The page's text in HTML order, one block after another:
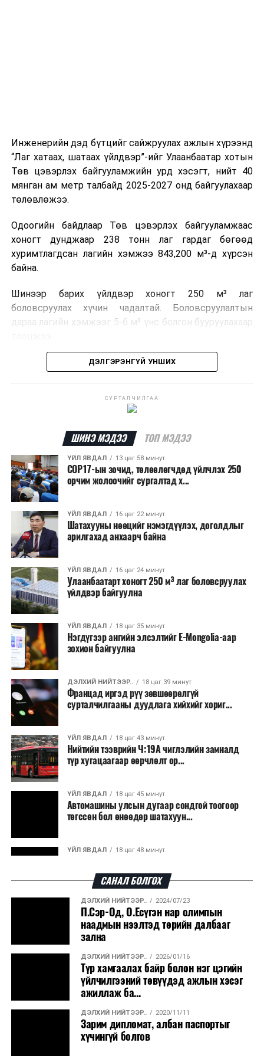
Инженерийн дэд бүтцийг сайжруулах ажлын хүрээнд
“Лаг хатаах, шатаах үйлдвэр”-ийг Улаанбаатар хотын
Төв цэвэрлэх байгууламжийн урд хэсэгт, нийт 40
мянган ам метр талбайд 2025-2027 онд байгуулахаар
төлөвлөжээ.
Одоогийн байдлаар Төв цэвэрлэх байгууламжаас
хоногт дунджаар 238 тонн лаг гардаг бөгөөд
хуримтлагдсан лагийн хэмжээ 843,200 м³-д хүрсэн
байна.
Шинээр барих үйлдвэр хоногт 250 м³ лаг
боловсруулах хүчин чадалтай. Боловсруулалтын
дараа лагийн хэмжээг 5-6 м³ үнс болгон бууруулахаар
Төслийн техник, эдийн засгийн үндэслэлийг
магадлалын ерөнхий дүгнэлтээр баталгаажуулсан
Мөн Нийслэлийн иргэдийн Төлөөлөгчдийн Хурлын
2025 оны 25/01 дүгээр тогтоолоор баталсан “Төр,
хувийн хэвшлийн түншлэлээр нийслэлд хэрэгжүүлэх
төслийн жагсаалт”-д лаг хатааж, шатаах үйлдвэр
барих төслийг төр, хувийн хэвшлийн түншлэлийн
хэлбэрээр хэрэгжүүлэхээр тусгажээ.
Лаг хатаах, шатаах технологи нь бохир ус цэвэрлэх
байгууламжаас гардаг лагийг байгаль орчинд аюулгүй
аргаар боловсруулж, эзлэхүүнийг эрс бууруулах
зориулалттай. Лагийг өндөр температурт шатааснаар
эзлэхүүн нь 90 хүртэл хувиар буурч, бактери, вирус
болон бусад өвчин үүсгэгч бичил биетнийг устгах
боломжтой.
Түүнчлэн шаталтын явцад үүсэх дулааныг цахилгаан
болон дулааны эрчим хүч үйлдвэрлэхэд ашиглаж
болдог. Зарим технологийн хувьд шаталтын дараа
үлдэх үнснээс фосфор зэрэг ашигт эрдсийг сэргээн
авах боломжтой аж.
Япон, Герман, Швейцар, Нидерланд, Өмнөд Солонгос
зэрэг улс лаг хатаах, шатаах технологийг ашиглаж
байна. Тухайлбал, Германд лаг шатаах үйлдвэрээс
гарсан үнснээс фосфор сэргээн авах технологи
ашигладаг бол Нидерландад төвлөрсөн лаг
боловсруулах үйлдвэрүүдээр дулаан, цахилгаан
эрчим хүч үйлдвэрлэдэг.
Ийнхүү лаг хатаах, шатаах технологийг лагийн
эзлэхүүнийг бууруулахын зэрэгцээ эрчим хүч
үйлдвэрлэх, нөөцийг дахин ашиглах чиглэлээр олон
улсад өргөн ашиглаж байна.
ДЭЛГЭРЭНГҮЙ УНШИХ
СУРТАЛЧИЛГАА
ШИНЭ МЭДЭЭ ТОП МЭДЭЭ
ҮЙЛ ЯВДАЛ 13 цаг 58 минут
COP17-ын зочид, төлөөлөгчдөд үйлчлэх 250
орчим жолоочийг сургалтад х...
ҮЙЛ ЯВДАЛ 16 цаг 22 минут
Шатахууны нөөцийг нэмэгдүүлэх, доголдлыг
арилгахад анхаарч байна
ҮЙЛ ЯВДАЛ 16 цаг 24 минут
Улаанбаатарт хоногт 250 м³ лаг боловсруулах
үйлдвэр байгуулна
ҮЙЛ ЯВДАЛ 18 цаг 35 минут
Нэгдүгээр ангийн элсэлтийг E-Mongolia-аар
зохион байгуулна
ДЭЛХИЙ НИЙТЭЭР.. 18 цаг 39 минут
Францад иргэд рүү зөвшөөрөлгүй
сурталчилгааны дуудлага хийхийг хориг...
ҮЙЛ ЯВДАЛ 18 цаг 43 минут
Нийтийн тээврийн Ч:19А чиглэлийн замналд
түр хугацаагаар өөрчлөлт ор...
ҮЙЛ ЯВДАЛ 18 цаг 45 минут
Автомашины улсын дугаар сондгой тоогоор
төгссөн бол өнөөдөр шатахуун...
ҮЙЛ ЯВДАЛ 18 цаг 48 минут
ДЭЛХИЙ НИЙТЭЭР.. 2026/08/06
“Уралдронзавод” компанийн ерөнхий
захирлын автомашиныг дэлбэлжээ...
ҮЙЛ ЯВДАЛ 2026/08/06
Сүхбаатар боомтоор тав хоногт 10 мянга гаруй
тонн АИ-92 автобензин и...
ДЭЛХИЙ НИЙТЭЭР.. 2026/08/06
Вашингтон мужийн ой хээрийн түймрийг
хяналтад авах ажил ахицтай байн...
САНАЛ БОЛГОХ
ДЭЛХИЙ НИЙТЭЭР.. 2024/07/23
П.Сэр-Од, О.Есүгэн нар олимпын
наадмын нээлтэд төрийн далбааг
зална
ДЭЛХИЙ НИЙТЭЭР.. 2026/01/16
Түр хамгаалах байр болон нэг цэгийн
үйлчилгээний төвүүдэд ажлын хэсэг
ажиллаж ба...
ДЭЛХИЙ НИЙТЭЭР.. 2020/11/11
Зарим дипломат, албан паспортыг
хүчингүй болгов